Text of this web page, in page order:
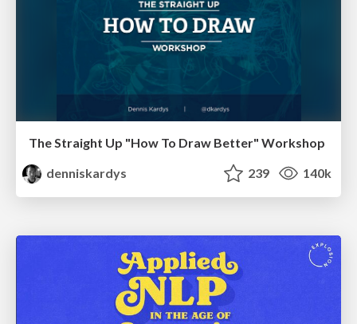
The Straight Up "How To Draw Better" Workshop
denniskardys
239 140k